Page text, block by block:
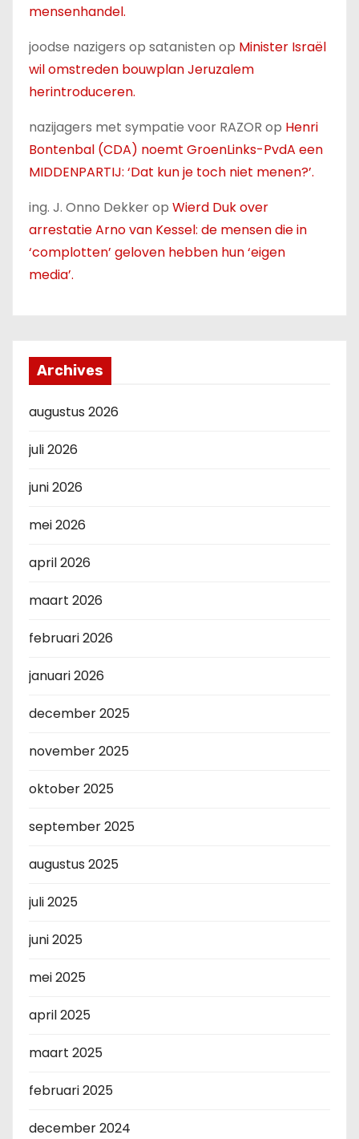
mensenhandel.
joodse nazigers op satanisten op Minister Israël
wil omstreden bouwplan Jeruzalem
herintroduceren.
nazijagers met sympatie voor RAZOR op Henri
Bontenbal (CDA) noemt GroenLinks-PvdA een
MIDDENPARTIJ: ‘Dat kun je toch niet menen?’.
ing. J. Onno Dekkerop Wierd Duk over
arrestatie Arno van Kessel: de mensen die in
‘complotten’ geloven hebben hun ‘eigen
media’.
Archives
augustus 2026
juli 2026
juni 2026
mei 2026
april 2026
maart 2026
februari 2026
januari 2026
december 2025
november 2025
oktober 2025
september 2025
augustus 2025
juli 2025
juni 2025
mei 2025
april 2025
maart 2025
februari 2025
december 2024